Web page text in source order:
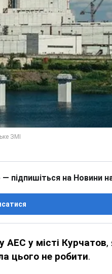
підпишіться на Новини
АЕС у місті Курчатов,
цього не робити.